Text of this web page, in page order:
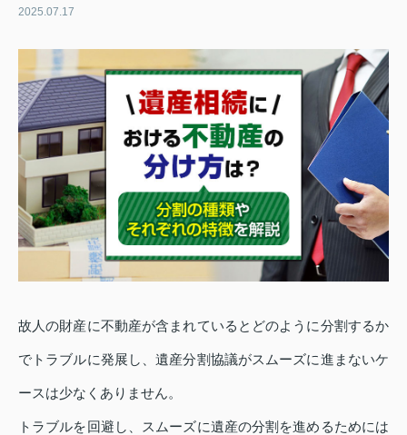
2025.07.17
故人の財産に不動産が含まれているとどのように分割するか
でトラブルに発展し、遺産分割協議がスムーズに進まないケ
ースは少なくありません。
トラブルを回避し、スムーズに遺産の分割を進めるためには